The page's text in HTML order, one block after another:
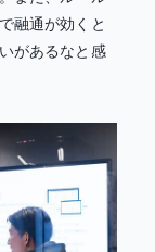
融通が効くと
があるなと感